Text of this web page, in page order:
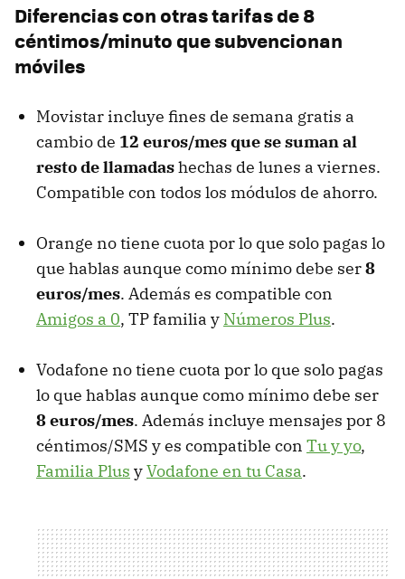
Diferencias con otras tarifas de 8
céntimos/minuto que subvencionan
móviles
Movistar incluye fines de semana gratis a
cambio de 12 euros/mes que se suman al
resto de llamadashechas de lunes a viernes.
Compatible con todos los módulos de ahorro.
Orange no tiene cuota por lo que solo pagas lo
que hablas aunque como mínimo debe ser8
euros/mes. Además es compatible con
Amigos a 0, TP familia y Números Plus.
Vodafone no tiene cuota por lo que solo pagas
lo que hablas aunque como mínimo debe ser
8 euros/mes. Además incluye mensajes por 8
céntimos/SMS y es compatible con Tu y yo,
Familia Plus yVodafone en tu Casa.